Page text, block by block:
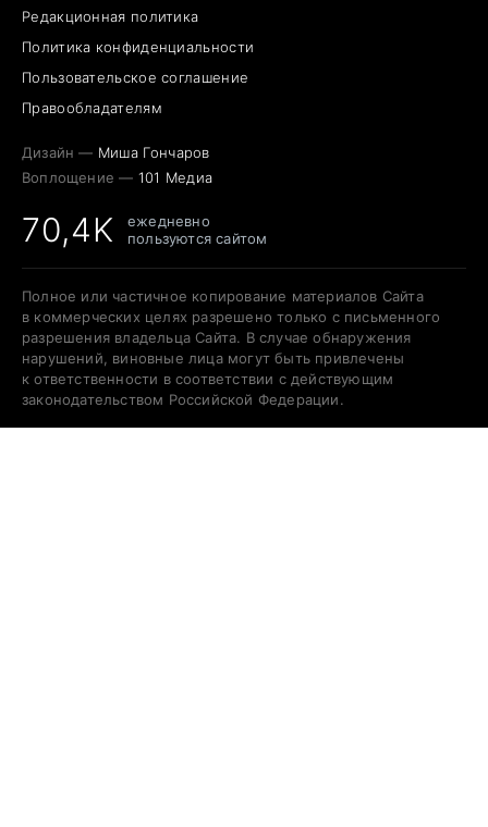
Редакционная политика
Политика конфиденциальности
Пользовательское соглашение
Правообладателям
Дизайн — Миша Гончаров
Воплощение — 101 Медиа
70,4K
ежедневно
пользуются сайтом
Полное или частичное копирование материалов Сайта
в коммерческих целях разрешено только с письменного
разрешения владельца Сайта. В случае обнаружения
нарушений, виновные лица могут быть привлечены
к ответственности в соответствии с действующим
законодательством Российской Федерации.